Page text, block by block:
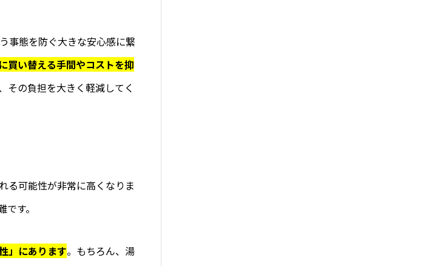
事態を防ぐ大きな安心感に繋
買い替える手間やコストを抑
その負担を大きく軽減してく
る可能性が非常に高くなりま
す。
」にあります。もちろん、湯